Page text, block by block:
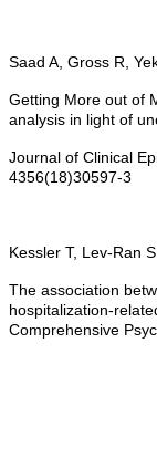
Saad A, Gross R,
Getting More out of
analysis in light of
Journal of Clinical
4356(18)30597-3
Kessler T, Lev-Ran S
The association
hospitalization-
Comprehensive